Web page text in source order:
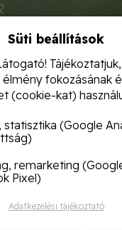
KOSÁRBA
műanyag
és kisebb
Süti beállítások
élmény fokozásának
(cookie-kat)
statisztika (Google
remarketing
Pixel)
Adatkezelési tájékoztató